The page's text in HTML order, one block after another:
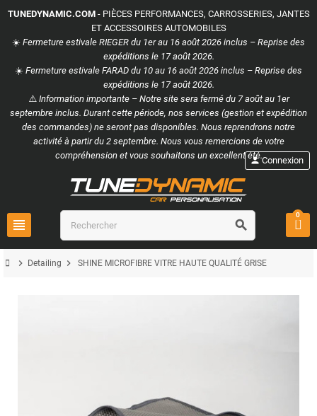
TUNEDYNAMIC.COM- PIÈCES PERFORMANCES, CARROSSERIES, JANTES
ET ACCESSOIRES AUTOMOBILES
☀️ Fermeture estivale RIEGER du 1er au 16 août 2026 inclus – Reprise des
expéditions le 17 août 2026.
☀️ Fermeture estivale FARAD du 10 au 16 août 2026 inclus – Reprise des
expéditions le 17 août 2026.
⚠️Information importante – Notre site sera fermé du 7 août au 1er
septembre inclus. Durant cette période, nos services (gestion et expédition
des commandes) ne seront pas disponibles. Nous reprendrons notre
activité à partir du 2 septembre. Nous vous remercions de votre
compréhension et vous souhaitons un excellent été.
view_headline search
person Connexion
0
chevron_right Detailing chevron_right SHINE MICROFIBRE VITRE HAUTE QUALITÉ GRISE